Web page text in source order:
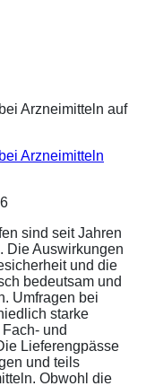
Arzneimitteln
sind seit Jahren
Die Auswirkungen
und die
bedeutsam und
Umfragen bei
starke
und
Lieferengpässe
und teils
Obwohl die